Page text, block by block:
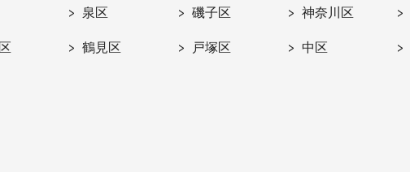
泉区 磯子区 神奈川区
鶴見区 戸塚区 中区